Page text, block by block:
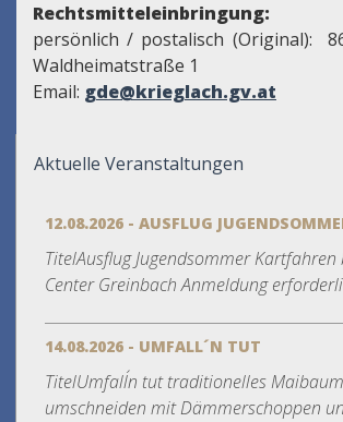
Rechtsmitteleinbringung:
persönlich / postalisch (Original):
Waldheimatstraße 1
Email: gde@krieglach.gv.at
Aktuelle Veranstaltungen
12.08.2026 - AUSFLUG
TitelAusflug Jugendsommer Kartfahren
Center Greinbach Anmeldung
14.08.2026 - UMFALL´N TUT
TitelUmfall´n tut traditionelles Maibaum
umschneiden mit Dämmerschoppen